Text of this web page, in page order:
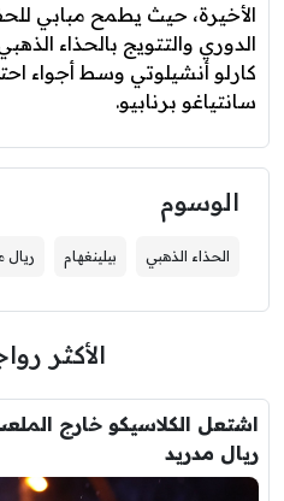
الأخيرة، حيث يطمح مبابي
الدوري والتتويج بالحذاء
كارلو أنشيلوتي وسط أجواء
سانتياغو برنابيو.
الوسوم
الحذاء الذهبي بيلينغهام ريال
الأكثر
اشتعل الكلاسيكو خارج
ريال مدريد